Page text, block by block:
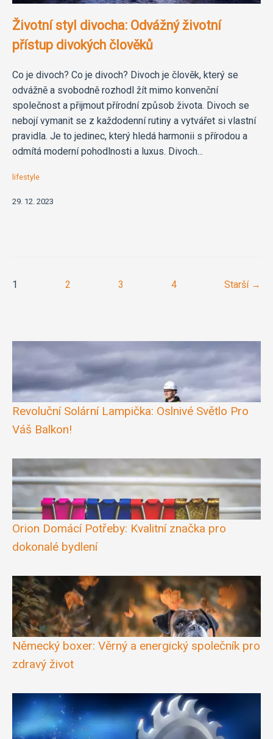
Životní styl divocha: Odvážný životní
přístup divokých člověků
Co je divoch? Co je divoch? Divoch je člověk, který se
odvážně a svobodně rozhodl žít mimo konvenční
společnost a přijmout přírodní způsob života. Divoch se
nebojí vymanit se z každodenní rutiny a vytvářet si vlastní
pravidla. Je to jedinec, který hledá harmonii s přírodou a
odmítá moderní pohodlnosti a luxus. Divoch...
lifestyle
29. 12. 2023
1 2 3 4 Starší →
Revoluční Solární Lampička: Oslnivé Světlo Pro
Váš Balkon!
Orion Domácí Potřeby: Kvalitní značka pro
dokonalé bydlení
Německý boxer: Věrný a energický společník pro
zdravý život